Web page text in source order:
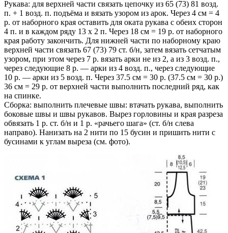
Рукава: для верхней части связать цепочку из 65 (73) 81 возд.
п. + 1 возд. п. подъёма и вязать узором из арок. Через 4 см = 4
р. от наборного края оставить для оката рукава с обеих сторон
4 п. и в каждом ряду 13 х 2 п. Через 18 см = 19 р. от наборного
края работу закончить. Для нижней части по наборному краю
верхней части связать 67 (73) 79 ст. б/н, затем вязать сетчатым
узором, при этом через 7 р. вязать арки не из 2, а из 3 возд. п.,
через следующие 8 р. — арки из 4 возд. п., через следующие
10 р. — арки из 5 возд. п. Через 37.5 см = 30 р. (37.5 см = 30 р.)
36 см = 29 р. от верхней части выполнить последний ряд, как
на спинке.
Сборка: выполнить плечевые швы: втачать рукава, выполнить
боковые швы и швы рукавов. Вырез горловины и края разреза
обвязать 1 р. ст. б/н и 1 р. «рачьего шага» (ст. б/н слева
направо). Нанизать на 2 нити по 15 бусин и пришить нити с
бусинами к углам выреза (см. фото).